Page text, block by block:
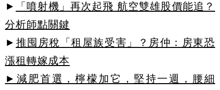
►
「噴射機」再次起飛 航空雙雄股價能追？
分析師點關鍵
► 推囤房稅「租屋族受害」？房仲：房東恐
漲租轉嫁成本
►減肥首選，檸檬加它，堅持一週，腰細